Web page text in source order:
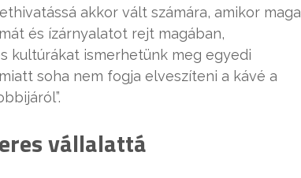
akkor vált számára, amikor maga
és ízárnyalatot rejt magában,
kultúrákat ismerhetünk meg egyedi
soha nem fogja elveszíteni a kávé a
vállalattá